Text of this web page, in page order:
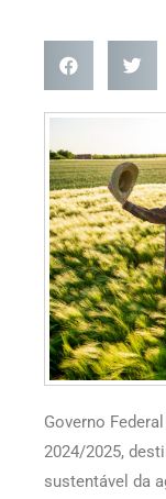
Governo
2024/2025,
sustentável da